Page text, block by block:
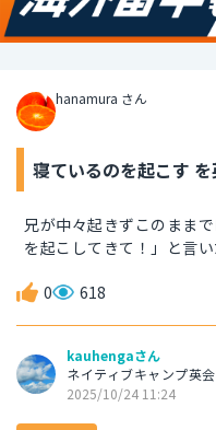
hanamura さん
寝ているのを起こす
兄が中々起きずこのまま
を起こしてきて！」と言い
0 618
kauhengaさん
ネイティブキャンプ英
2025/10/24 11:24